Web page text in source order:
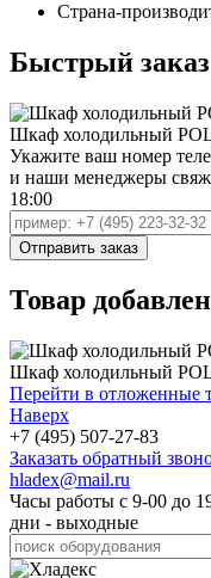
Страна-
Быстрый заказ
Шкаф холодильный
Укажите ваш номер
и наши менеджеры
18:00
Товар
Шкаф холодильный
Перейти в отложенные
Наверх
+7 (495) 507-27-83
Заказать обратный
hladex@mail.ru
Часы работы с 9-00 до
дни - выходные